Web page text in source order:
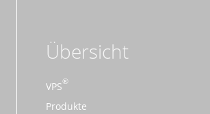
Übersicht
VPS
Produkte